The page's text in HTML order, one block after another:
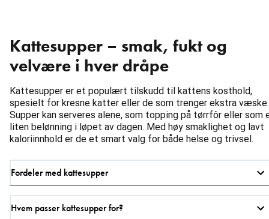
Kattesupper – smak, fukt og
velvære i hver dråpe
Kattesupper er et populært tilskudd til kattens kosthold,
spesielt for kresne katter eller de som trenger ekstra væske.
Supper kan serveres alene, som topping på tørrfôr eller som
liten belønning i løpet av dagen. Med høy smaklighet og lavt
kaloriinnhold er de et smart valg for både helse og trivsel.
Fordeler med kattesupper
Hvem passer kattesupper for?